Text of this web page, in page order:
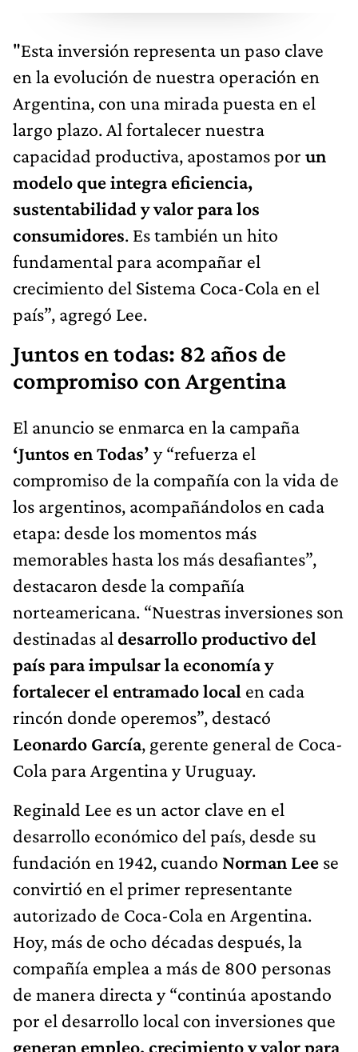
"Esta inversión representa un paso clave
en la evolución de nuestra operación en
Argentina, con una mirada puesta en el
largo plazo. Al fortalecer nuestra
capacidad productiva, apostamos por un
modelo que integra eficiencia,
sustentabilidad y valor para los
consumidores. Es también un hito
fundamental para acompañar el
crecimiento del Sistema Coca-Cola en el
país”, agregó Lee.
Juntos en todas: 82 años de
compromiso con Argentina
El anuncio se enmarca en la campaña
‘Juntos en Todas’ y “refuerza el
compromiso de la compañía con la vida de
los argentinos, acompañándolos en cada
etapa: desde los momentos más
memorables hasta los más desafiantes”,
destacaron desde la compañía
norteamericana. “Nuestras inversiones son
destinadas al desarrollo productivo del
país para impulsar la economía y
fortalecer el entramado local en cada
rincón donde operemos”, destacó
Leonardo García, gerente general de Coca-
Cola para Argentina y Uruguay.
Reginald Lee es un actor clave en el
desarrollo económico del país, desde su
fundación en 1942, cuando Norman Lee se
convirtió en el primer representante
autorizado de Coca-Cola en Argentina.
Hoy, más de ocho décadas después, la
compañía emplea a más de 800 personas
de manera directa y “continúa apostando
por el desarrollo local con inversiones que
generan empleo, crecimiento y valor para